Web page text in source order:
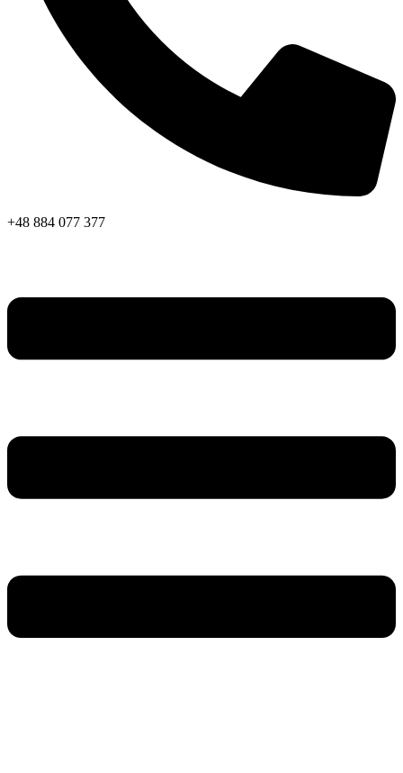
+48 884 077 377